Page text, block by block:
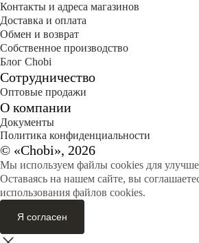
Контакты и адреса магазинов
Доставка и оплата
Обмен и возврат
Собственное производство
Блог Сhobi
Сотрудничество
Оптовые продажи
О компании
Документы
Политика конфиденциальности
© «Chobi», 2026
Мы используем файлы cookies для
Оставаясь на нашем сайте, вы
использования файлов cookies.
Я согласен